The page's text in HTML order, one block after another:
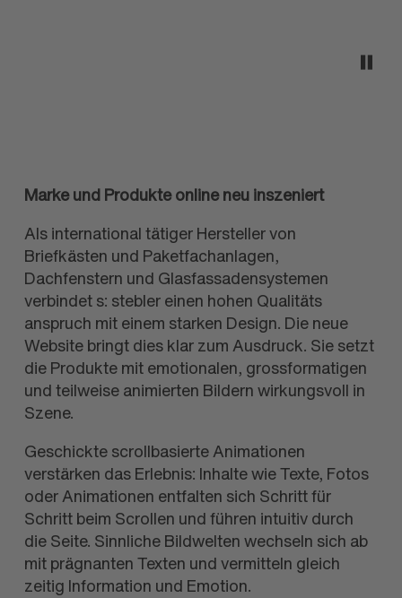
Marke und Produkte online neu inszeniert
Als international tätiger Hersteller von
Briefkästen und Paketfachanlagen,
Dachfenstern und Glasfassadensystemen
verbindets: steblereinen hohen Qualitäts
anspruch mit einem starken Design. Die neue
Website bringt dies klar zum Ausdruck. Sie setzt
die Produkte mit emotionalen, grossformatigen
und teilweise animierten Bildern wirkungsvoll in
Szene.
Geschickte scrollbasierte Animationen
verstärken das Erlebnis: Inhalte wie Texte, Fotos
oder Animationen entfalten sich Schritt für
Schritt beim Scrollen und führen intuitiv durch
die Seite. Sinnliche Bildwelten wechseln sich ab
mit prägnanten Texten und vermitteln gleich
zeitig Information und Emotion.